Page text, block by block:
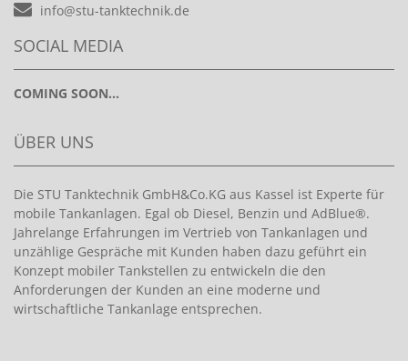
info@stu-tanktechnik.de
SOCIAL MEDIA
COMING SOON...
ÜBER UNS
Die STU Tanktechnik GmbH&Co.KG aus Kassel ist Experte für
mobile Tankanlagen. Egal ob Diesel, Benzin und AdBlue®.
Jahrelange Erfahrungen im Vertrieb von Tankanlagen und
unzählige Gespräche mit Kunden haben dazu geführt ein
Konzept mobiler Tankstellen zu entwickeln die den
Anforderungen der Kunden an eine moderne und
wirtschaftliche Tankanlage entsprechen.